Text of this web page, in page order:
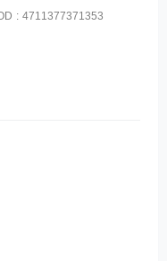
: 4711377371353